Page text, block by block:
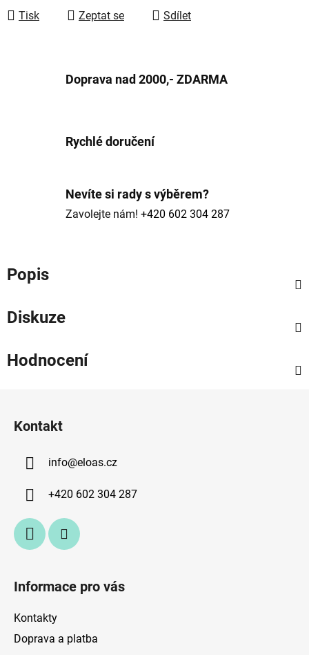
Tisk Zeptat se Sdílet
Doprava nad 2000,- ZDARMA
Rychlé doručení
Nevíte si rady s výběrem?
Zavolejte nám! +420 602 304 287
Popis
Diskuze
Hodnocení
Kontakt
info@eloas.cz
+420 602 304 287
Informace pro vás
Kontakty
Doprava a platba